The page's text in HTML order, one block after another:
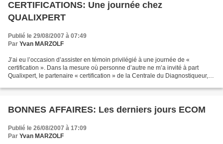
CERTIFICATIONS: Une journée chez
QUALIXPERT
Publié le 29/08/2007 à 07:49
Par Yvan MARZOLF
J’ai eu l’occasion d’assister en témoin privilégié à une journée de «
certification ». Dans la mesure où personne d’autre ne m’a invité à part
Qualixpert, le partenaire « certification » de la Centrale du Diagnostiqueur,
BONNES AFFAIRES: Les derniers jours ECOM
Publié le 26/08/2007 à 17:09
Par Yvan MARZOLF